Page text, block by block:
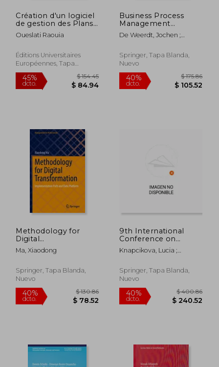
45%
dcto. $ 37.59
Création d'un logiciel
de gestion des Plans
d'actions
Oueslati Raouia
Éditions Universitaires
Européennes, Tapa
Blanda, Nuevo
Business Process
Management
Workshops: BPM
2023 International
the Netherlands,
September 11-15,
Selected Papers (en
Inglés)
De Weerdt, Jochen ;
Springer, Tapa Blanda,
Nuevo
Methodology for
Digital
Transformation:
Implementation
Platform (en Inglés)
Ma, Xiaodong
Springer, Tapa Blanda,
Nuevo
9th International
Conference on
Mobility, Iot and
Smart Cities: Eai
Inglés)
Knapcikova, Lucia ;
Springer, Tapa Blanda,
Nuevo